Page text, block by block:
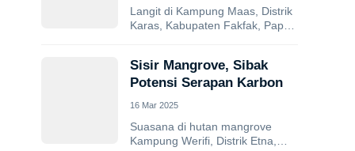
Langit di Kampung Maas, Distrik
Karas, Kabupaten Fakfak, Papua
dermaga, seorang...
Sisir Mangrove, Sibak
Potensi Serapan Karbon
16 Mar 2025
Suasana di hutan mangrove
Kampung Werifi, Distrik Etna,